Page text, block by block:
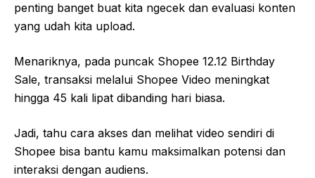
penting banget buat kita ngecek dan evaluasi konten
yang udah kita upload.
Menariknya, pada puncak Shopee 12.12 Birthday
Sale, transaksi melalui Shopee Video meningkat
hingga 45 kali lipat dibanding hari biasa.
Jadi, tahu cara akses dan melihat video sendiri di
Shopee bisa bantu kamu maksimalkan potensi dan
interaksi dengan audiens.